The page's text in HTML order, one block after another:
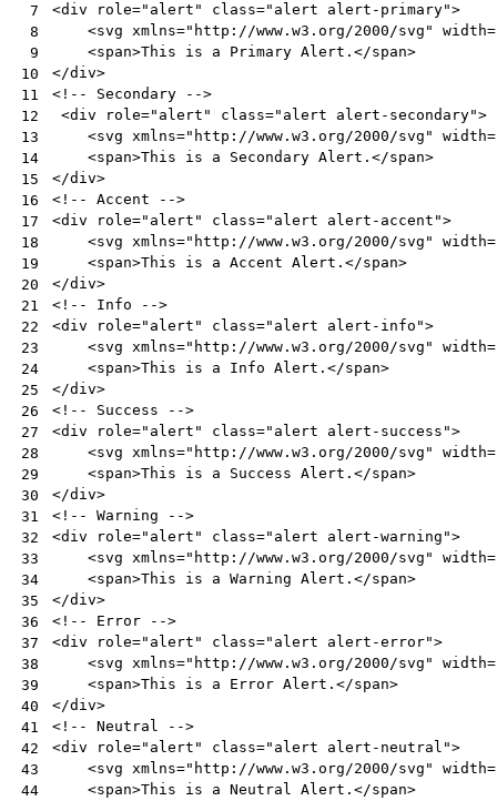
7
8
9
10
11
12
13
14
15
16
17
18
19
20
21
22
23
24
25
26
27
28
29
30
31
32
33
34
35
36
37
38
39
40
41
42
43
44
<div role="alert" class="alert alert-primary">
<svg xmlns="http://www.w3.org/2000/svg" width=
<span>This is a Primary Alert. </span>
</div>
<!-- Secondary -->
<div role="alert" class="alert alert-secondary">
<svg xmlns="http://www.w3.org/2000/svg" width=
<span>This is a Secondary Alert. </span>
</div>
<!-- Accent -->
<div role="alert" class="alert alert-accent">
<svg xmlns="http://www.w3.org/2000/svg" width=
<span>This is a Accent Alert. </span>
</div>
<!-- Info -->
<div role="alert" class="alert alert-info">
<svg xmlns="http://www.w3.org/2000/svg" width=
<span>This is a Info Alert. </span>
</div>
<!-- Success -->
<div role="alert" class="alert alert-success">
<svg xmlns="http://www.w3.org/2000/svg" width=
<span>This is a Success Alert. </span>
</div>
<!-- Warning -->
<div role="alert" class="alert alert-warning">
<svg xmlns="http://www.w3.org/2000/svg" width=
<span>This is a Warning Alert. </span>
</div>
<!-- Error -->
<div role="alert" class="alert alert-error">
<svg xmlns="http://www.w3.org/2000/svg" width=
<span>This is a Error Alert. </span>
</div>
<!-- Neutral -->
<div role="alert" class="alert alert-neutral">
<svg xmlns="http://www.w3.org/2000/svg" width=
<span>This is a Neutral Alert. </span>